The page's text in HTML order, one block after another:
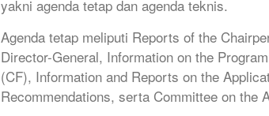
yakni agenda tetap dan agenda teknis.
Agenda tetap meliputi Reports of the
Director-General, Information on the
(CF), Information and Reports on the
Recommendations, serta Committee on the